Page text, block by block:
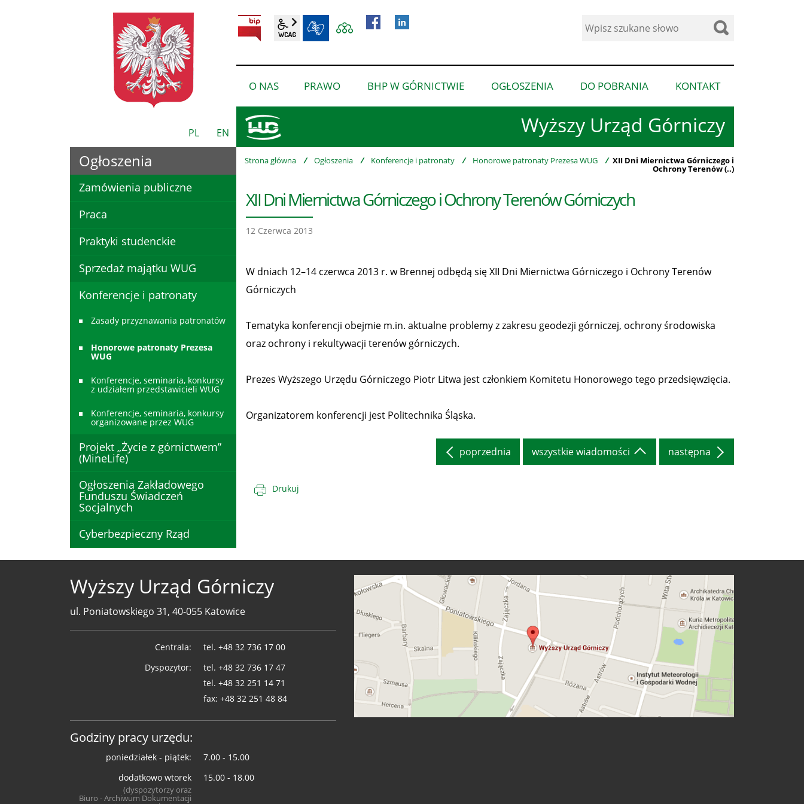
PL EN Wyższy Urząd Górniczy
BIP wcag2.1
Wyszukaj
O NAS
pokaż
podmenu
nas”
PRAWO
pokaż
podmenu
BHP W GÓRNICTWIE
pokaż
podmenu
w
OGŁOSZENIA
pokaż
podmenu
dla
“Ogłoszenia”
DO POBRANIA
pokaż
podmenu
dla
pobrania”
KONTAKT
podmenu
Strona główna / Ogłoszenia / Konferencje i patronaty / Honorowe patronaty Prezesa WUG / XII Dni Miernictwa Górniczego i
Ochrony Terenów (..)
XII Dni Miernictwa Górniczego i Ochrony Terenów Górniczych
12 Czerwca 2013
W dniach 12–14 czerwca 2013 r. w Brennej odbędą się XII Dni Miernictwa Górniczego i Ochrony Terenów
Górniczych
Tematyka konferencji obejmie m.in. aktualne problemy z zakresu geodezji górniczej, ochrony środowiska
oraz ochrony i rekultywacji terenów górniczych.
Prezes Wyższego Urzędu Górniczego Piotr Litwa jest członkiem Komitetu Honorowego tego przedsięwzięcia.
Organizatorem konferencji jest Politechnika Śląska.
poprzednia wszystkie wiadomości następna
Drukuj
Ogłoszenia
Zamówienia publiczne
Praca
Praktyki studenckie
Sprzedaż majątku WUG
Konferencje i patronaty
Zasady przyznawania patronatów
Honorowe patronaty Prezesa
WUG
Konferencje, seminaria, konkursy
z udziałem przedstawicieli WUG
Konferencje, seminaria, konkursy
organizowane przez WUG
Projekt „Życie z górnictwem”
(MineLife)
Ogłoszenia Zakładowego
Funduszu Świadczeń
Socjalnych
Cyberbezpieczny Rząd
Wyższy Urząd Górniczy
ul. Poniatowskiego 31, 40-055 Katowice
Centrala: tel. +48 32 736 17 00
Dyspozytor:
tel. +48 32 736 17 47
tel. +48 32 251 14 71
fax: +48 32 251 48 84
Godziny pracy urzędu:
poniedziałek - piątek:
7.00 - 15.00
dodatkowo wtorek
(dyspozytorzy oraz
Biuro - Archiwum Dokumentacji
15.00 - 18.00